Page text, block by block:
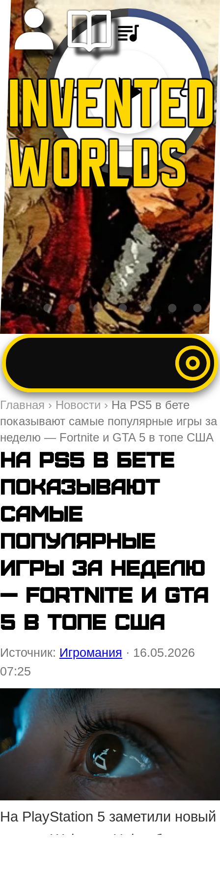
INVENTED
WORLDS
Главная›Новости›На PS5 в бете
показывают самые популярные игры за
неделю — Fortnite и GTA 5 в топе США
На PS5 в бете
показывают
самые
популярные
игры за неделю
— Fortnite и GTA
5 в топе США
Источник: Игромания · 16.05.2026
07:25
На PlayStation 5 заметили новый
виджет Welcome Hub в бета-